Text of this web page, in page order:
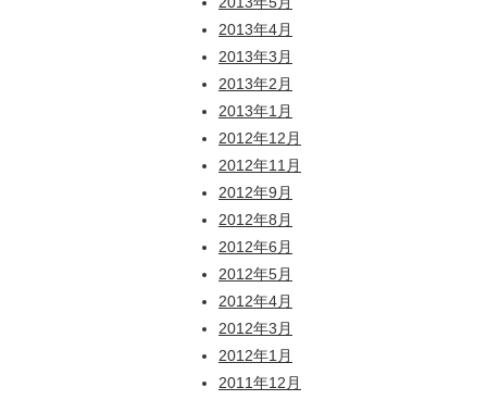
2013年4月
2013年3月
2013年2月
2013年1月
2012年12月
2012年11月
2012年9月
2012年8月
2012年6月
2012年5月
2012年4月
2012年3月
2012年1月
2011年12月